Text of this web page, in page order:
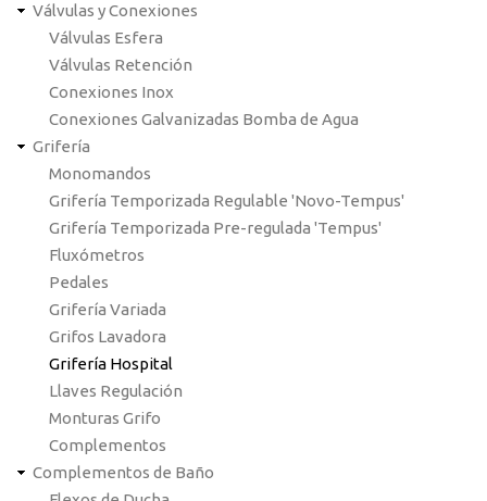
Válvulas y Conexiones
Válvulas Esfera
Válvulas Retención
Conexiones Inox
Conexiones Galvanizadas Bomba de Agua
Grifería
Monomandos
Grifería Temporizada Regulable 'Novo-Tempus'
Grifería Temporizada Pre-regulada 'Tempus'
Fluxómetros
Pedales
Grifería Variada
Grifos Lavadora
Grifería Hospital
Llaves Regulación
Monturas Grifo
Complementos
Complementos de Baño